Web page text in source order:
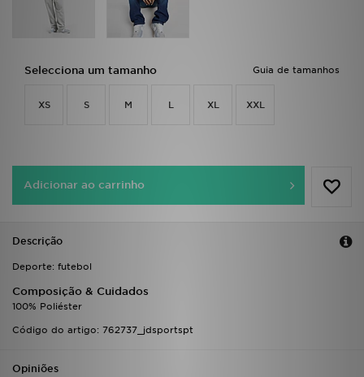
Guia de tamanhos
Selecciona um tamanho
XS S M L XL XXL
Adicionar ao carrinho
Descrição
Deporte: futebol
Composição & Cuidados
100% Poliéster
Código do artigo: 762737_jdsportspt
Opiniões